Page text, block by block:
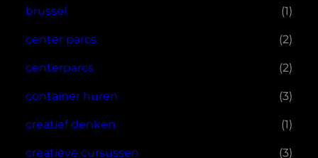
brussel (1)
center parcs (2)
centerparcs (2)
container huren (3)
creatief denken (1)
creatieve cursussen (3)